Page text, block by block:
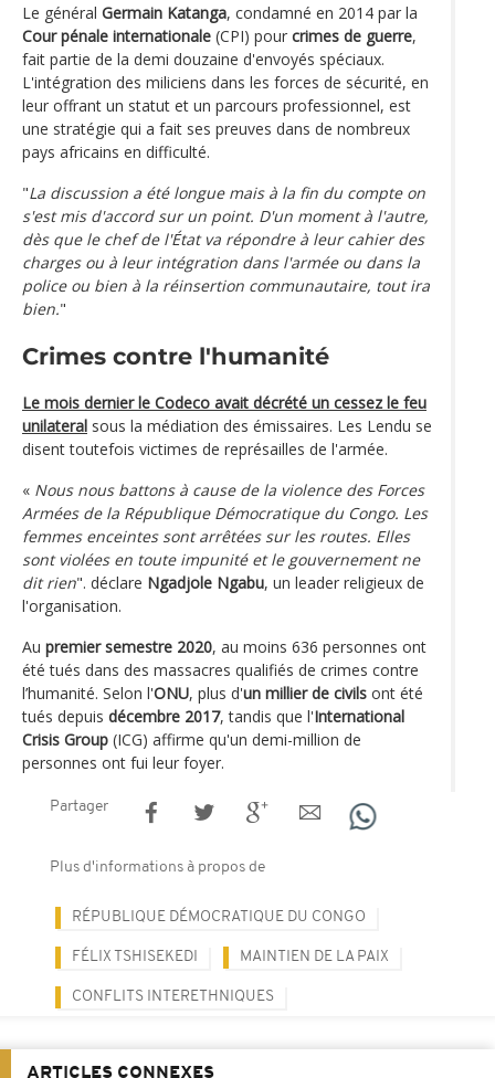
Le général Germain Katanga, condamné en 2014 par la
Cour pénale internationale (CPI) pour crimes de guerre,
fait partie de la demi douzaine d'envoyés spéciaux.
L'intégration des miliciens dans les forces de sécurité, en
leur offrant un statut et un parcours professionnel, est
une stratégie qui a fait ses preuves dans de nombreux
pays africains en difficulté.
"La discussion a été longue mais à la fin du compte on
s'est mis d'accord sur un point. D'un moment à l'autre,
dès que le chef de l'État va répondre à leur cahier des
charges ou à leur intégration dans l'armée ou dans la
police ou bien à la réinsertion communautaire, tout ira
bien."
Crimes contre l'humanité
Le mois dernier le Codeco avait décrété un cessez le feu
unilateral sous la médiation des émissaires. Les Lendu se
disent toutefois victimes de représailles de l'armée.
« Nous nous battons à cause de la violence des Forces
Armées de la République Démocratique du Congo. Les
femmes enceintes sont arrêtées sur les routes. Elles
sont violées en toute impunité et le gouvernement ne
dit rien". déclare Ngadjole Ngabu, un leader religieux de
l'organisation.
Au premier semestre 2020, au moins 636 personnes ont
été tués dans des massacres qualifiés de crimes contre
l’humanité. Selon l'ONU, plus d'un millier de civils ont été
tués depuis décembre 2017, tandis que l'International
Crisis Group (ICG) affirme qu'un demi-million de
personnes ont fui leur foyer.
Partager
Plus d'informations à propos de
RÉPUBLIQUE DÉMOCRATIQUE DU CONGO
FÉLIX TSHISEKEDI MAINTIEN DE LA PAIX
CONFLITS INTERETHNIQUES
ARTICLES CONNEXES